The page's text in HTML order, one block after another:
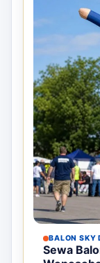
BALON SKY
Sewa